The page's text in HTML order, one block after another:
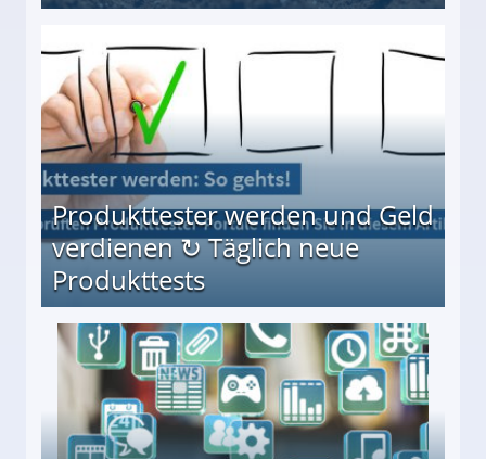
Produkttester werden und Geld
verdienen ↻ Täglich neue
Produkttests
↻ Täglich neue Produkttests